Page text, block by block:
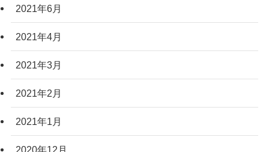
2021年6月
2021年4月
2021年3月
2021年2月
2021年1月